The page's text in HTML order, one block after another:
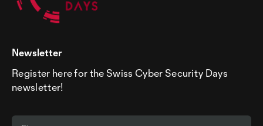
Newsletter
Register here for the Swiss Cyber Security Days
newsletter!